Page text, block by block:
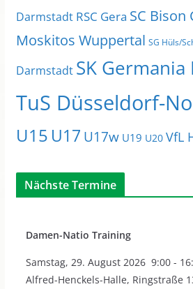
Darmstadt RSC Gera SC Bison
Moskitos Wuppertal SG Hüls/
Darmstadt SK
TuS Düsseldorf-
U15 U17 U17w U19 U20 VfL
Nächste Termine
Damen-Natio Training
Samstag, 29. August 2026 9:00-
Alfred-Henckels-Halle, Ringstraße